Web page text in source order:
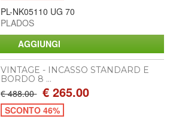
PL-NK05110 UG 70
PLADOS
VINTAGE - INCASSO STANDARD E
BORDO 8 ...
€ 488.00 € 265.00
SCONTO 46%